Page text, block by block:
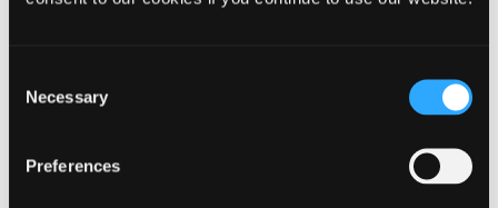
Selection
Necessary
Preferences
Pårørendekonsulent
Tlf. 99 60 44 06